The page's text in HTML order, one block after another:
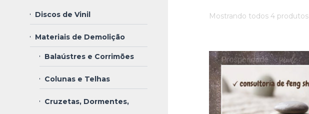
Mostrando todos 4 produtos
Discos de Vinil
Materiais de Demolição
Balaústres e Corrimões
Colunas e Telhas
Cruzetas, Dormentes,